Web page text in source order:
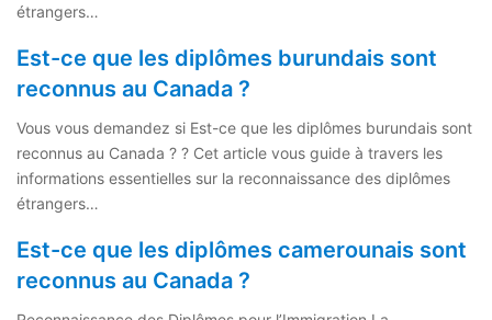
étrangers…
Est-ce que les diplômes burundais sont
reconnus au Canada ?
Vous vous demandez si Est-ce que les diplômes burundais sont
reconnus au Canada ? ? Cet article vous guide à travers les
informations essentielles sur la reconnaissance des diplômes
étrangers…
Est-ce que les diplômes camerounais sont
reconnus au Canada ?